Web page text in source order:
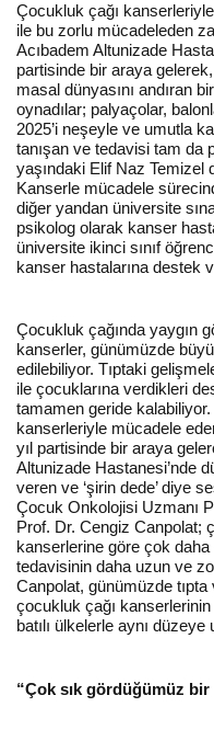
Çocukluk çağı
ile bu zorlu mücadeleden
Acıbadem Altunizade
partisinde bir araya
masal dünyasını andıran
oynadılar; palyaçolar,
2025’i neşeyle ve umutla
tanışan ve tedavisi tam da
yaşındaki Elif Naz Temizel
Kanserle mücadele
diğer yandan üniversite
psikolog olarak kanser
üniversite ikinci sınıf
kanser hastalarına destek
Çocukluk çağında yaygın
kanserler, günümüzde
edilebiliyor. Tıptaki
ile çocuklarına verdikleri
tamamen geride
kanserleriyle mücadele
yıl partisinde bir araya
Altunizade Hastanesi’nde
veren ve ‘şirin dede’ diye
Çocuk Onkolojisi Uzmanı
Prof. Dr. Cengiz Canpolat;
kanserlerine göre çok
tedavisinin daha uzun ve
Canpolat, günümüzde
çocukluk çağı kanserlerinin
batılı ülkelerle aynı düzeye
“Çok sık gördüğümüz